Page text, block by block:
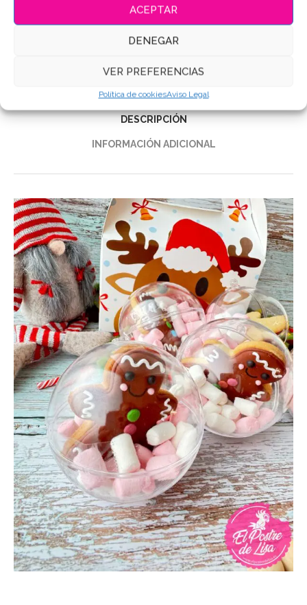
ACEPTAR
DENEGAR
VER PREFERENCIAS
Política de cookiesAviso Legal
Sets de galletas
Galletas de mantequilla Galletas de navidad
Galletas personalizadas
DESCRIPCIÓN
INFORMACIÓN ADICIONAL